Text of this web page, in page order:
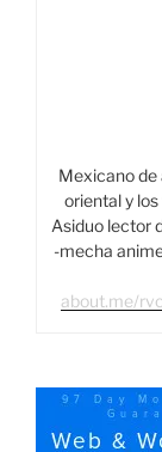
Mexicano de
oriental y
Asiduo lector
-mecha
about.me/